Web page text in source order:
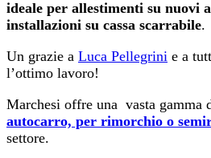
ideale per allestimenti su nuovi
installazioni su cassa scarrabile.
Un grazie a Luca Pellegrini e a
l’ottimo lavoro!
Marchesi offre una vasta gamma
autocarro, per rimorchio o
settore.